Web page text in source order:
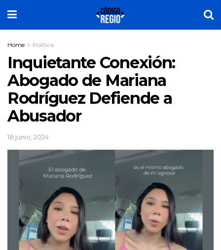
Home Política
Inquietante Conexión:
Abogado de Mariana
Rodríguez Defiende a
Abusador
18 junio, 2024